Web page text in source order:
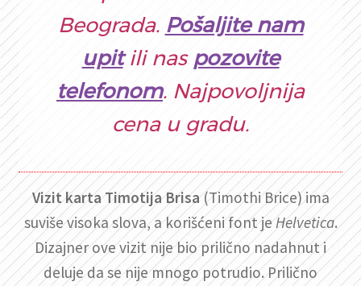
Beograda. Pošaljite nam
upitili nas pozovite
telefonom. Najpovoljnija
cena u gradu.
Vizit karta Timotija Brisa(Timothi Brice) ima
suviše visoka slova, a korišćeni font jeHelvetica.
Dizajner ove vizit nije bio prilično nadahnut i
deluje da se nije mnogo potrudio. Prilično